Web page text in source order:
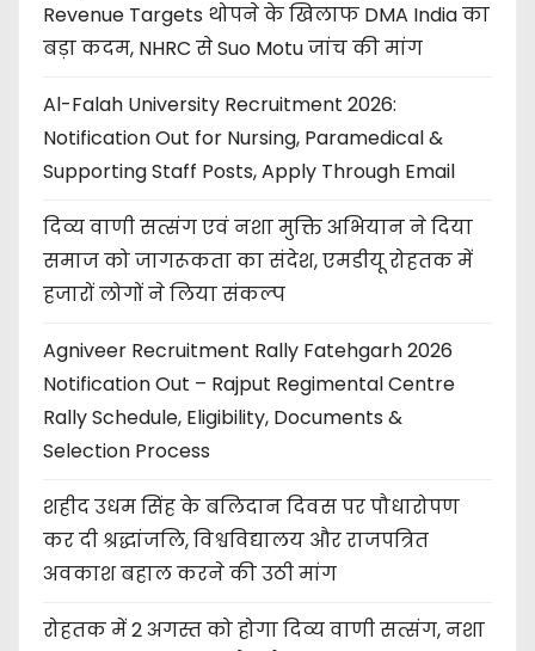
Revenue Targets थोपने के खिलाफ DMA India का
बड़ा कदम, NHRC से Suo Motu जांच की मांग
Al-Falah University Recruitment 2026:
Notification Out for Nursing, Paramedical &
Supporting Staff Posts, Apply Through Email
दिव्य वाणी सत्संग एवं नशा मुक्ति अभियान ने दिया
समाज को जागरूकता का संदेश, एमडीयू रोहतक में
हजारों लोगों ने लिया संकल्प
Agniveer Recruitment Rally Fatehgarh 2026
Notification Out – Rajput Regimental Centre
Rally Schedule, Eligibility, Documents &
Selection Process
शहीद उधम सिंह के बलिदान दिवस पर पौधारोपण
कर दी श्रद्धांजलि, विश्वविद्यालय और राजपत्रित
अवकाश बहाल करने की उठी मांग
रोहतक में 2 अगस्त को होगा दिव्य वाणी सत्संग, नशा